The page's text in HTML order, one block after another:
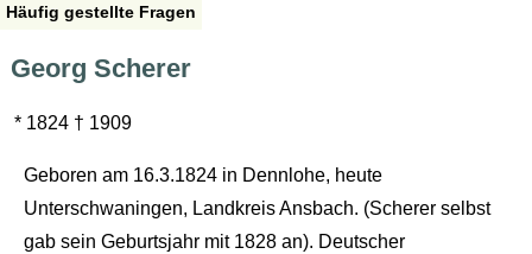
Häufig gestellte Fragen
Georg Scherer
* 1824 † 1909
Geboren am 16.3.1824 in Dennlohe, heute
Unterschwaningen, Landkreis Ansbach. (Scherer selbst
gab sein Geburtsjahr mit 1828 an). Deutscher